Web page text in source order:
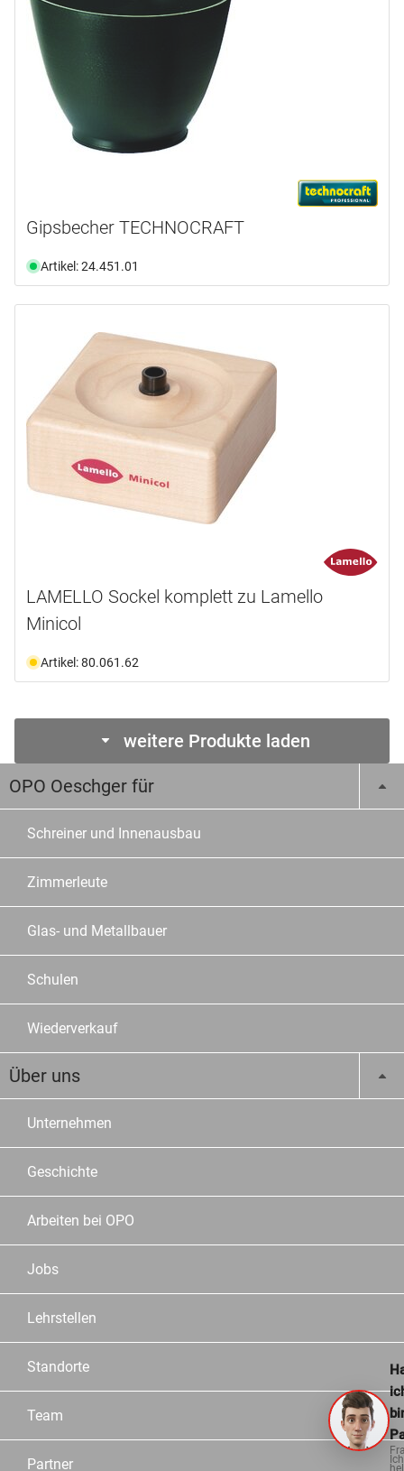
Gipsbecher TECHNOCRAFT
Artikel: 24.451.01
LAMELLO Sockel komplett zu Lamello
Minicol
Artikel: 80.061.62
weitere Produkte laden
OPO Oeschger für
Schreiner und Innenausbau
Zimmerleute
Glas- und Metallbauer
Schulen
Wiederverkauf
Über uns
Unternehmen
Geschichte
Arbeiten bei OPO
Jobs
Lehrstellen
Standorte
Team
Partner Ich